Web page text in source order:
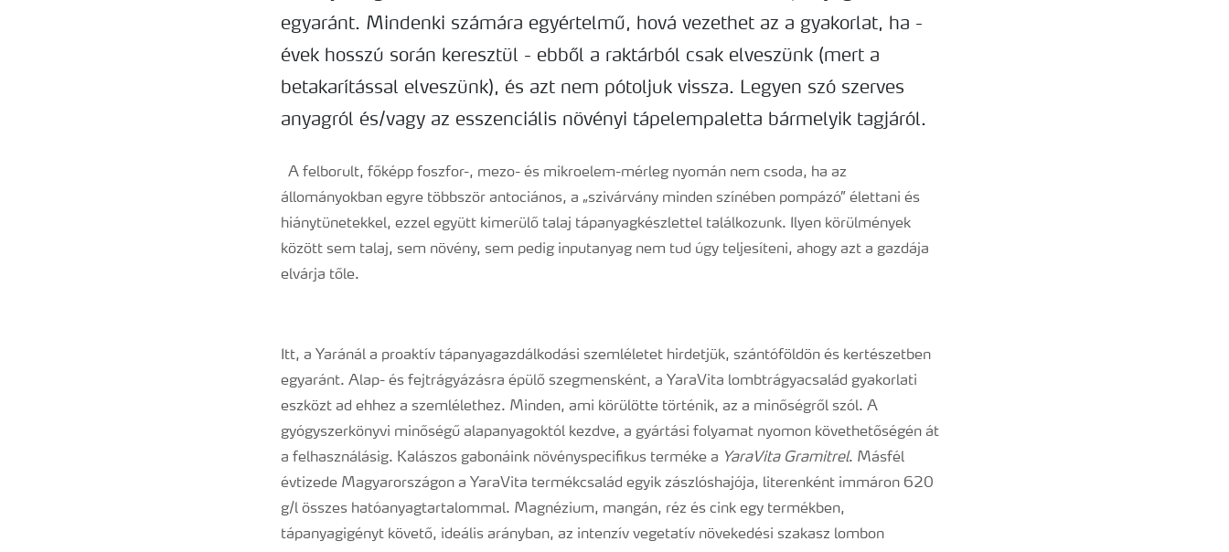
egyaránt. Mindenki számára egyértelmű, hová vezethet az a gyakorlat, ha -
évek hosszú során keresztül - ebből a raktárból csak elveszünk (mert a
betakarítással elveszünk), és azt nem pótoljuk vissza. Legyen szó szerves
anyagról és/vagy az esszenciális növényi tápelempaletta bármelyik tagjáról.
A felborult, főképp foszfor-, mezo- és mikroelem-mérleg nyomán nem csoda, ha az
állományokban egyre többször antociános, a „szivárvány minden színében pompázó” élettani és
hiánytünetekkel, ezzel együtt kimerülő talaj tápanyagkészlettel találkozunk. Ilyen körülmények
között sem talaj, sem növény, sem pedig inputanyag nem tud úgy teljesíteni, ahogy azt a gazdája
elvárja tőle.
Itt, a Yaránál a proaktív tápanyagazdálkodási szemléletet hirdetjük, szántóföldön és kertészetben
egyaránt. Alap- és fejtrágyázásra épülő szegmensként, a YaraVita lombtrágyacsalád gyakorlati
eszközt ad ehhez a szemlélethez. Minden, ami körülötte történik, az a minőségről szól. A
gyógyszerkönyvi minőségű alapanyagoktól kezdve, a gyártási folyamat nyomon követhetőségén át
a felhasználásig. Kalászos gabonáink növényspecifikus terméke a YaraVita Gramitrel. Másfél
évtizede Magyarországon a YaraVita termékcsalád egyik zászlóshajója, literenként immáron 620
g/l összes hatóanyagtartalommal. Magnézium, mangán, réz és cink egy termékben,
tápanyagigényt követő, ideális arányban, az intenzív vegetatív növekedési szakasz lombon